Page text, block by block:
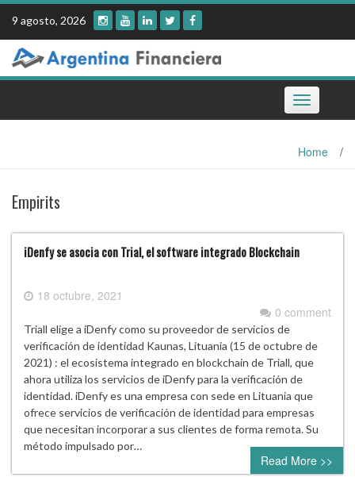
Skip
content
9 agosto, 2026
Toggle
navigation
Home /
Empirits
iDenfy se asocia con Trial, el software integrado Blockchain
18 octubre, 2021
0 comment
Triall elige a iDenfy como su proveedor de servicios de
verificación de identidad Kaunas, Lituania (15 de octubre de
2021) : el ecosistema integrado en blockchain de Triall, que
ahora utiliza los servicios de iDenfy para la verificación de
identidad. iDenfy es una empresa con sede en Lituania que
ofrece servicios de verificación de identidad para empresas
que necesitan incorporar a sus clientes de forma remota. Su
método impulsado por…
Read More >>